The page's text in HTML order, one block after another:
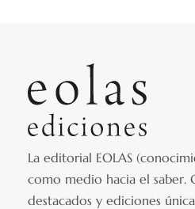
La editorial EOLAS
como medio hacia el saber.
destacados y ediciones